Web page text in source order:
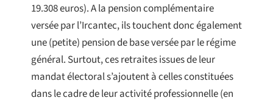
19.308 euros). A la pension complémentaire
versée par l’Ircantec, ils touchent donc également
une (petite) pension de base versée par le régime
général. Surtout, ces retraites issues de leur
mandat électoral s’ajoutent à celles constituées
dans le cadre de leur activité professionnelle (en